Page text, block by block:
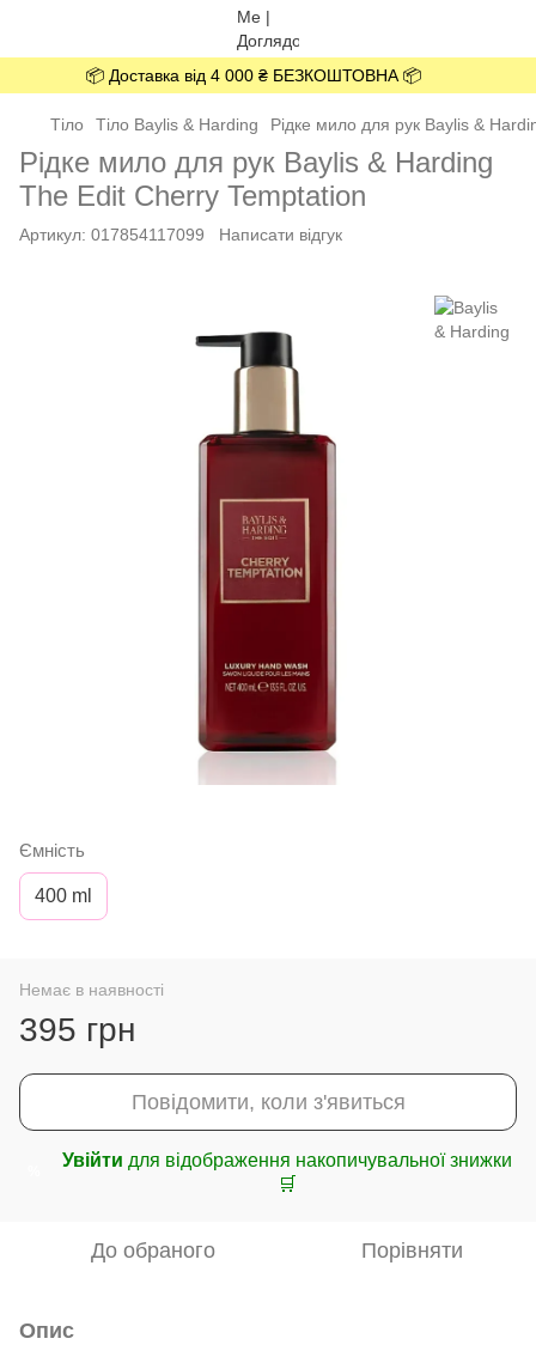
📦 Доставка від 4 000 ₴ БЕЗКОШТОВНА 📦
Тіло Тіло Baylis & Harding Рідке мило для рук Baylis &
Рідке мило для рук Baylis & Harding
The Edit Cherry Temptation
Артикул: 017854117099 Написати відгук
Ємність
400 ml
Немає в наявності
395 грн
Повідомити, коли з'явиться
Увійти для відображення накопичувальної знижки
🛒
До обраного Порівняти
Опис